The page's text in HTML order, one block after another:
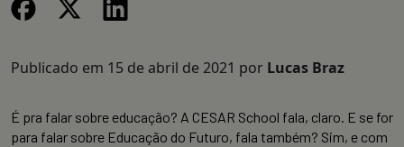
Publicado em 15 de abril de 2021 por Lucas Braz
É pra falar sobre educação? A CESAR School fala, claro. E se for
para falar sobre Educação do Futuro, fala também? Sim, e com